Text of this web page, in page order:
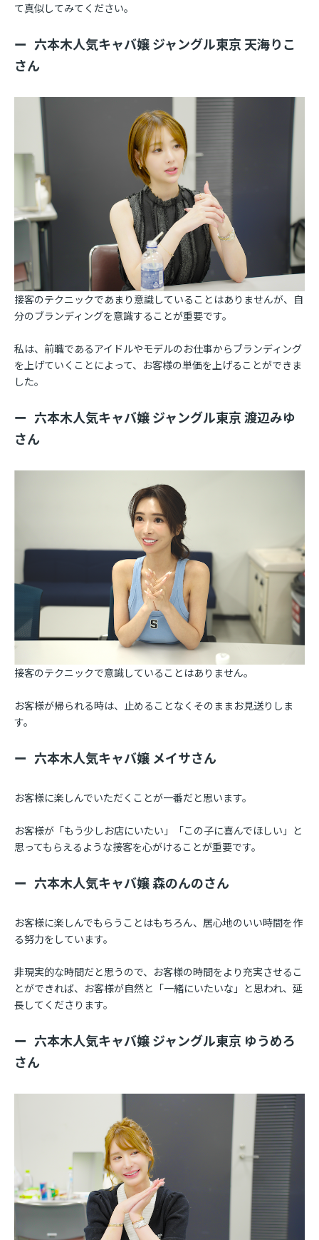
て真似してみてください。
六本木人気キャバ嬢 ジャングル東京 天海りこ
さん
接客のテクニックであまり意識していることはありませんが、自
分のブランディングを意識することが重要です。
私は、前職であるアイドルやモデルのお仕事からブランディング
を上げていくことによって、お客様の単価を上げることができま
した。
六本木人気キャバ嬢 ジャングル東京 渡辺みゆ
さん
接客のテクニックで意識していることはありません。
お客様が帰られる時は、止めることなくそのままお見送りしま
す。
六本木人気キャバ嬢 メイサさん
お客様に楽しんでいただくことが一番だと思います。
お客様が「もう少しお店にいたい」「この子に喜んでほしい」と
思ってもらえるような接客を心がけることが重要です。
六本木人気キャバ嬢 森のんのさん
お客様に楽しんでもらうことはもちろん、居心地のいい時間を作
る努力をしています。
非現実的な時間だと思うので、お客様の時間をより充実させるこ
とができれば、お客様が自然と「一緒にいたいな」と思われ、延
長してくださります。
六本木人気キャバ嬢 ジャングル東京 ゆうめろ
さん